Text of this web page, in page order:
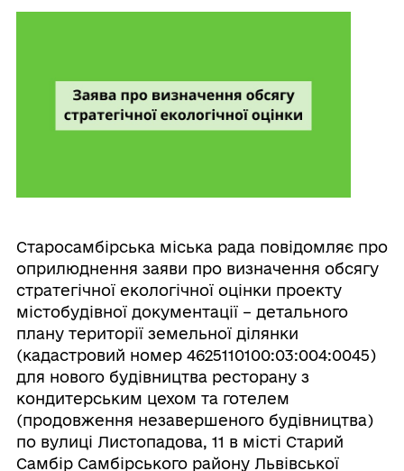
Старосамбірська міська рада повідомляє про
оприлюднення заяви про визначення обсягу
стратегічної екологічної оцінки проекту
містобудівної документації – детального
плану території земельної ділянки
(кадастровий номер 4625110100:03:004:0045)
для нового будівництва ресторану з
кондитерським цехом та готелем
(продовження незавершеного будівництва)
по вулиці Листопадова, 11 в місті Старий
Самбір Самбірського району Львівської